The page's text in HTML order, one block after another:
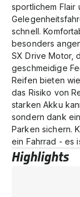
sportlichem Flair
schnell.
besonders
SX Drive Motor,
geschmeidige
Reifen bieten
das Risiko von
starken Akku
sondern dank
Parken sichern.
ein Fahrrad - es
Highlights